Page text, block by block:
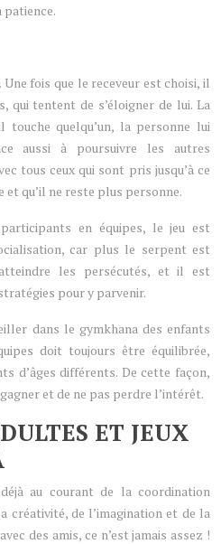
patience.
fois que le receveur est choisi, il
qui tentent de s’éloigner de lui. La
touche quelqu’un, la personne lui
aussi à poursuivre les autres
tous ceux qui sont pris jusqu’à ce
et qu’il ne reste plus personne.
en équipes, le jeu est
car plus le serpent est
les persécutés, et il est
pour y parvenir.
dans le gymkhana des enfants
doit toujours être équilibrée,
d’âges différents. De cette façon,
et de ne pas perdre l’intérêt.
ET JEUX
au courant de la coordination
créativité, de l’imagination et de la
des amis, ce n’est jamais assez !